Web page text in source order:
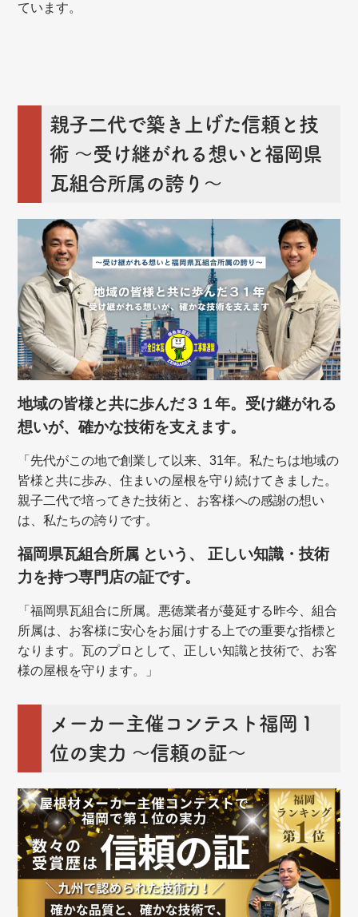
ています。
親子二代で築き上げた信頼と技
術 ～受け継がれる想いと福岡県
瓦組合所属の誇り～
地域の皆様と共に歩んだ３１年。受け継がれる
想いが、確かな技術を支えます。
「先代がこの地で創業して以来、31年。私たちは地域の
皆様と共に歩み、住まいの屋根を守り続けてきました。
親子二代で培ってきた技術と、お客様への感謝の想い
は、私たちの誇りです。
福岡県瓦組合所属 という、 正しい知識・技術
力を持つ専門店の証です。
「福岡県瓦組合に所属。悪徳業者が蔓延する昨今、組合
所属は、お客様に安心をお届けする上での重要な指標と
なります。瓦のプロとして、正しい知識と技術で、お客
様の屋根を守ります。」
メーカー主催コンテスト福岡１
位の実力 ～信頼の証～